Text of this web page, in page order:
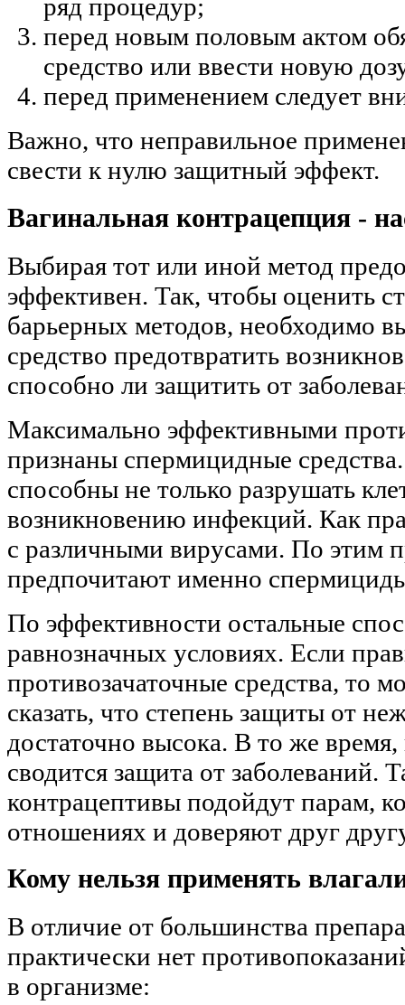
ряд процедур;
перед новым половым актом
средство или ввести новую
перед применением следует
Важно, что неправильное
свести к нулю защитный эффект.
Вагинальная контрацепция -
Выбирая тот или иной метод
эффективен. Так, чтобы оценить
барьерных методов, необходимо
средство предотвратить
способно ли защитить от
Максимально эффективными
признаны спермицидные
способны не только разрушать
возникновению инфекций. Как
с различными вирусами. По этим
предпочитают именно
По эффективности остальные
равнозначных условиях. Если
противозачаточные средства, то
сказать, что степень защиты от
достаточно высока. В то же
сводится защита от заболеваний.
контрацептивы подойдут парам,
отношениях и доверяют друг
Кому нельзя применять
В отличие от большинства
практически нет
в организме: